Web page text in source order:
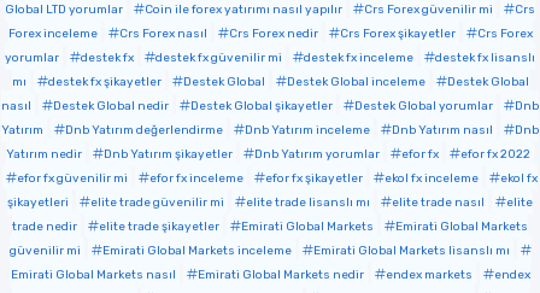
Global LTD yorumlar
Coin ile forex yatırımı nasıl yapılır Crs Forex güvenilir mi
Crs
Forex inceleme
Crs Forex nasıl Crs Forex nedir Crs Forex şikayetler
Crs Forex
yorumlar
destek fx destek fx güvenilir mi destek fx inceleme
destek fx lisanslı
mı
destek fx şikayetler Destek Global Destek Global inceleme
Destek Global
nasıl
Destek Global nedir Destek Global şikayetler Destek Global yorumlar
Dnb
Yatırım
Dnb Yatırım değerlendirme Dnb Yatırım inceleme Dnb Yatırım nasıl
Dnb
Yatırım nedir
Dnb Yatırım şikayetler Dnb Yatırım yorumlar efor fx
efor fx 2022
efor fx güvenilir mi
efor fx inceleme efor fx şikayetler ekol fx inceleme
ekol fx
şikayetleri
elite trade güvenilir mi elite trade lisanslı mı elite trade nasıl
elite
trade nedir
elite trade şikayetler Emirati Global Markets
Emirati Global Markets
güvenilir mi
Emirati Global Markets inceleme
Emirati Global Markets lisanslı mı
Emirati Global Markets nasıl
Emirati Global Markets nedir endex markets
endex